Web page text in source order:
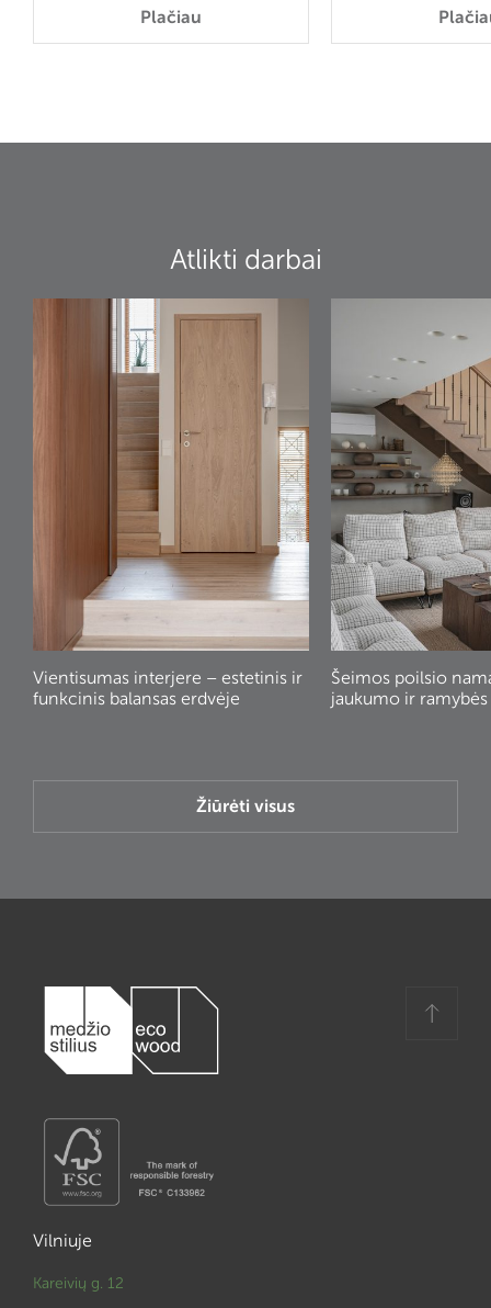
Plačiau
Atlikti darbai
Vientisumas interjere – estetinis ir
funkcinis balansas erdvėje
Šeimos poilsio
jaukumo ir
Žiūrėti visus
Vilniuje
Kareivių g. 12